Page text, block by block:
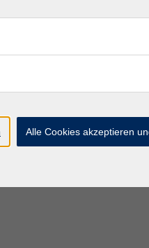
Alle Cookies akzeptieren